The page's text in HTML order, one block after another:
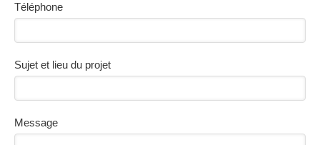
Téléphone
Sujet et lieu du projet
Message